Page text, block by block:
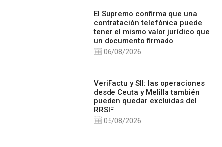
El Supremo confirma que una
contratación telefónica puede
tener el mismo valor jurídico que
un documento firmado
06/08/2026
VeriFactu y SII: las operaciones
desde Ceuta y Melilla también
pueden quedar excluidas del
RRSIF
05/08/2026